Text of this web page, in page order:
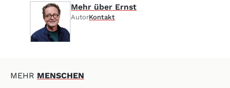
Mehr über Ernst
AutorKontakt
MEHR MENSCHEN